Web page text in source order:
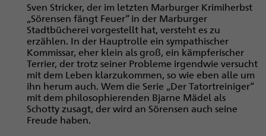
Sven Stricker, der im letzten Marburger Krimiherbst
„Sörensen fängt Feuer“ in der Marburger
Stadtbücherei vorgestellt hat, versteht es zu
erzählen. In der Hauptrolle ein sympathischer
Kommissar, eher klein als groß, ein kämpferischer
Terrier, der trotz seiner Probleme irgendwie versucht
mit dem Leben klarzukommen, so wie eben alle um
ihn herum auch. Wem die Serie „Der Tatortreiniger“
mit dem philosophierenden Bjarne Mädel als
Schotty zusagt, der wird an Sörensen auch seine
Freude haben.